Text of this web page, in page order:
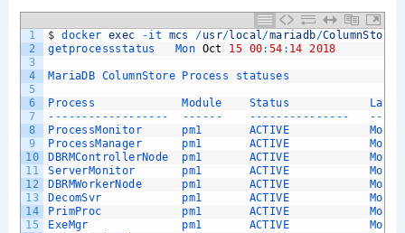
1
2
3
4
5
6
7
8
9
10
11
12
13
14
15
$ docker exec -it mcs /usr/local/mariadb/ColumnStore
getprocessstatus Mon Oct 15 00: 54 : 14 2018
MariaDB ColumnStore Process statuses
Process Module Status Last
-- -- -- -- -- -- -- -- -- -- -- -- -- -- -- -- -- -- -- - --
ProcessMonitor pm1 ACTIVE Mon
ProcessManager pm1 ACTIVE Mon
DBRMControllerNode pm1 ACTIVE Mon
ServerMonitor pm1 ACTIVE Mon
DBRMWorkerNode pm1 ACTIVE Mon
DecomSvr pm1 ACTIVE Mon
PrimProc pm1 ACTIVE Mon
ExeMgr pm1 ACTIVE Mon